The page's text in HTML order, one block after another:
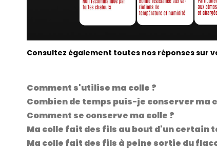
Consultez également toutes nos réponses sur
Comment s'utilise ma colle ?
Combien de temps puis-je conserver ma
Comment se conserve ma colle ?
Ma colle fait des fils au bout d'un certain
Ma colle fait des fils à peine sortie du